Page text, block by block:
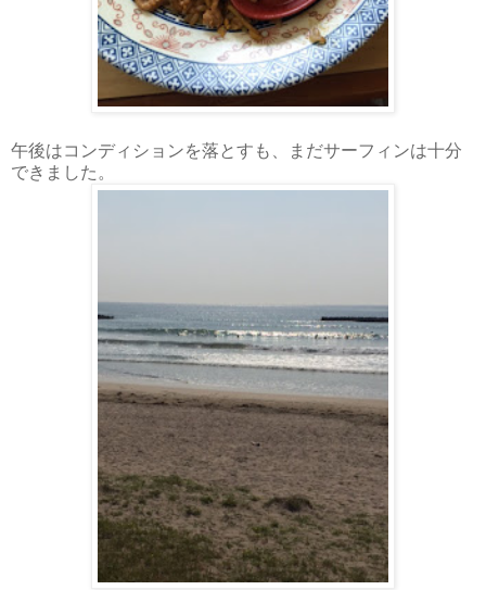
午後はコンディションを落とすも、まだサーフィンは十分
できました。